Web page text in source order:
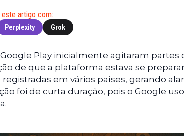
este artigo com:
Perplexity Grok
Play inicialmente agitaram partes
de que a plataforma estava se
em vários países, gerando
foi de curta duração, pois o Google